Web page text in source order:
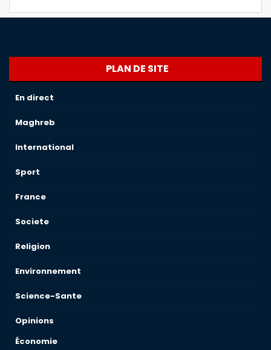
PLAN DE SITE
En direct
Maghreb
International
Sport
France
Societe
Religion
Environnement
Science-Sante
Opinions
Économie